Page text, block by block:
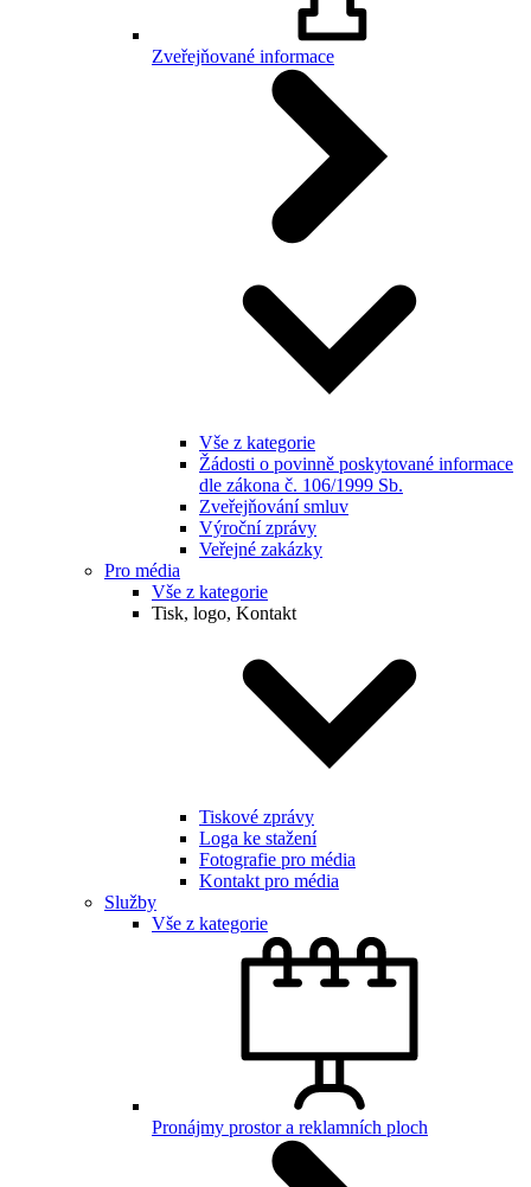
Zveřejňované informace
Vše z kategorie
Žádosti o povinně poskytované informace
dle zákona č. 106/1999 Sb.
Zveřejňování smluv
Výroční zprávy
Veřejné zakázky
Pro média
Vše z kategorie
Tisk, logo, Kontakt
Tiskové zprávy
Loga ke stažení
Fotografie pro média
Kontakt pro média
Služby
Vše z kategorie
Pronájmy prostor a reklamních ploch